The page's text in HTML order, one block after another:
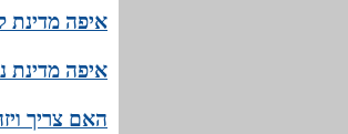
איפה מדינת
איפה מדינת
האם צריך